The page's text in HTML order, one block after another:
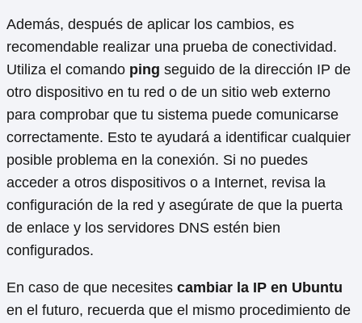
Además, después de aplicar los cambios, es
recomendable realizar una prueba de conectividad.
Utiliza el comando ping seguido de la dirección IP de
otro dispositivo en tu red o de un sitio web externo
para comprobar que tu sistema puede comunicarse
correctamente. Esto te ayudará a identificar cualquier
posible problema en la conexión. Si no puedes
acceder a otros dispositivos o a Internet, revisa la
configuración de la red y asegúrate de que la puerta
de enlace y los servidores DNS estén bien
configurados.
En caso de que necesites cambiar la IP en Ubuntu
en el futuro, recuerda que el mismo procedimiento de